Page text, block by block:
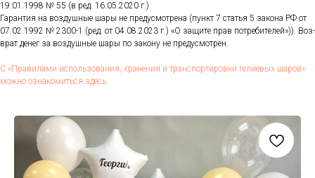
19.01.1998 № 55 (в ред. 16.05.2020 г.)
Га­ран­тия на воз­душные ша­ры не пре­дус­мотре­на (пункт 7 статья 5 за­кона РФ от
07.02.1992 № 2300-1 (ред. от 04.08.2023 г.) «О за­щите прав пот­ре­бите­лей»)). Воз­
врат де­нег за воз­душные ша­ры по за­кону не пре­дус­мотрен.
С «Пра­вила­ми ис­поль­зо­вания, хра­нения и тран­спор­ти­ров­ки ге­ли­евых ша­ров»
мож­но оз­на­комить­ся здесь.